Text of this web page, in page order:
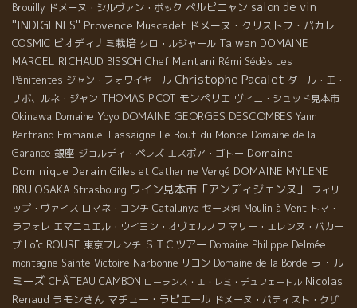
Brouilly ドメーヌ・シルヴァン・ボック ペルピニャン salon de vin
''INDIGENES'' Provence Muscadet ドメーヌ・クリストフ・パカレ
COSMIC ビオディナミ栽培 クロ・ルジャール Taiwan DOMAINE
MARCEL RICHAUD BISSOH Chef Mantani Rémi Sédès Les
Pénitentes ジャン・フォワイヤール Christophe Pacalet ダール・エ・
リボ、ルネ・ジャン THOMAS PICOT モンペリエ ヴィニ・シュッド見本市
Okinawa Domaine Yoyo DOMAINE GEORGES DESCOMBES Yann
Bertrand Emmanuel Lassaigne Le Bout du Monde Domaine de la
Garance 銀座 ジョルディ・ペレズ エスポア・ゴトー Domaine
Dominique Derain Gilles et Catherine Vergé DOMAINE MYLENE
BRU OSAKA Strasbourg ワイン見本市「アンディジェンヌ」
フィリ
ップ・ヴァイス ロマネ・コンチ Catalunya セーヌ河 Moulin à Vent トマ・
ラフォレ エマニュエル・ウイヨン・オヴェルノワ マリー・エレンヌ・バカー
ブ Loïc ROURE 東京フレンチ ＳＴＣツアー Domaine Philippe Delmée
montagne Sainte Victoire Narbonne リヨン Domaine de la Borde ラ・ル
ミーズ CHÂTEAU CAMBON ローランス・エ・レミ・デュフェートル Nicolas
Renaud ラモンさん マチュー・ラピエール ドメーヌ・バティスト・クザ